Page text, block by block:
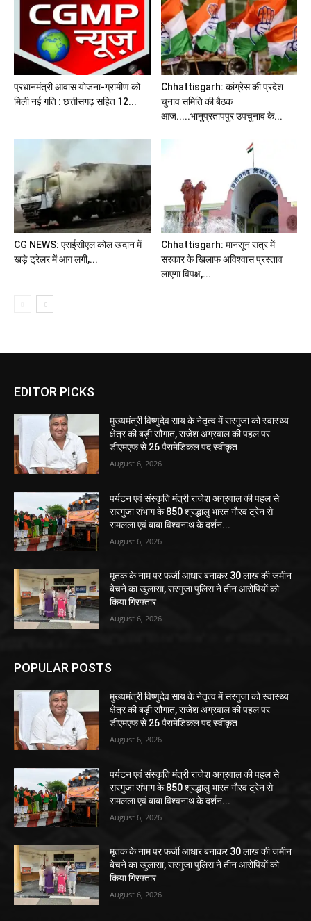
प्रधानमंत्री आवास योजना-ग्रामीण को
मिली नई गति : छत्तीसगढ़ सहित 12...
Chhattisgarh: कांग्रेस की प्रदेश
चुनाव समिति की बैठक
आज.....भानुप्रतापपुर उपचुनाव के...
CG NEWS: एसईसीएल कोल खदान में
खड़े ट्रेलर में आग लगी,...
Chhattisgarh: मानसून सत्र में
सरकार के खिलाफ अविश्वास प्रस्ताव
लाएगा विपक्ष,...
EDITOR PICKS
मुख्यमंत्री विष्णुदेव साय के नेतृत्व में सरगुजा को स्वास्थ्य
क्षेत्र की बड़ी सौगात, राजेश अग्रवाल की पहल पर
डीएमएफ से 26 पैरामेडिकल पद स्वीकृत
August 6, 2026
पर्यटन एवं संस्कृति मंत्री राजेश अग्रवाल की पहल से
सरगुजा संभाग के 850 श्रद्धालु भारत गौरव ट्रेन से
रामलला एवं बाबा विश्वनाथ के दर्शन...
August 6, 2026
मृतक के नाम पर फर्जी आधार बनाकर 30 लाख की जमीन
बेचने का खुलासा, सरगुजा पुलिस ने तीन आरोपियों को
किया गिरफ्तार
August 6, 2026
POPULAR POSTS
मुख्यमंत्री विष्णुदेव साय के नेतृत्व में सरगुजा को स्वास्थ्य
क्षेत्र की बड़ी सौगात, राजेश अग्रवाल की पहल पर
डीएमएफ से 26 पैरामेडिकल पद स्वीकृत
August 6, 2026
पर्यटन एवं संस्कृति मंत्री राजेश अग्रवाल की पहल से
सरगुजा संभाग के 850 श्रद्धालु भारत गौरव ट्रेन से
रामलला एवं बाबा विश्वनाथ के दर्शन...
August 6, 2026
मृतक के नाम पर फर्जी आधार बनाकर 30 लाख की जमीन
बेचने का खुलासा, सरगुजा पुलिस ने तीन आरोपियों को
किया गिरफ्तार
August 6, 2026